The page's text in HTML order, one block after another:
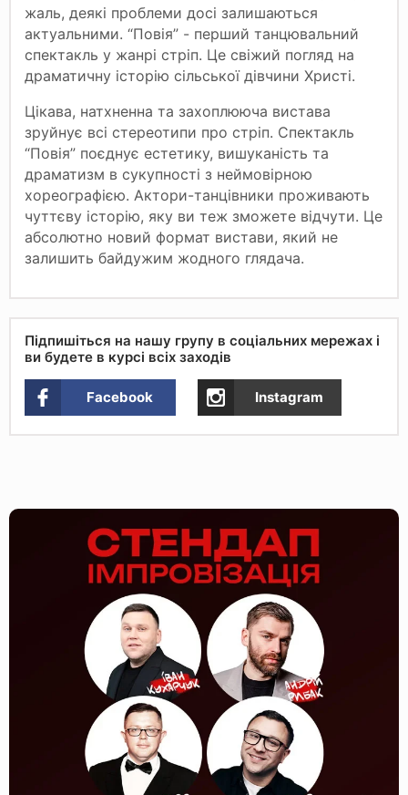
жаль, деякі проблеми досі залишаються
актуальними. “Повія” - перший танцювальний
спектакль у жанрі стріп. Це свіжий погляд на
драматичну історію сільської дівчини Христі.
Цікава, натхненна та захоплююча вистава
зруйнує всі стереотипи про стріп. Спектакль
“Повія” поєднує естетику, вишуканість та
драматизм в сукупності з неймовірною
хореографією. Актори-танцівники проживають
чуттєву історію, яку ви теж зможете відчути. Це
абсолютно новий формат вистави, який не
залишить байдужим жодного глядача.
Підпишіться на нашу групу в соціальних мережах і
ви будете в курсі всіх заходів
Facebook Instagram